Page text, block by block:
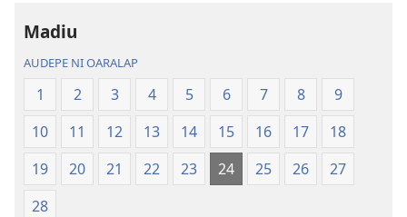
Madiu
AUDEPE NI OARALAP
1 2 3 4 5 6 7 8
9
10
11 12 13 14 15 16 17
18
19
20 21 22 23 24 25 26
27
28